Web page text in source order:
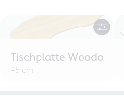
Tischplatte Woodo
45 cm